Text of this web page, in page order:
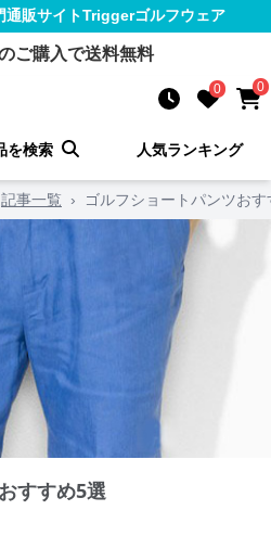
通販サイトTriggerゴルフウェア
ご購入で送料無料
0 0
を検索 人気ランキング
記事一覧 › ゴルフショートパンツお
すすめ5選